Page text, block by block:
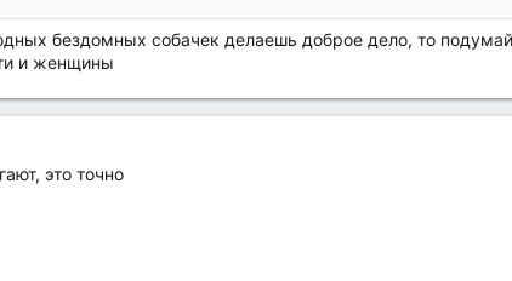
бездомных собачек делаешь доброе дело, то
и женщины
это точно